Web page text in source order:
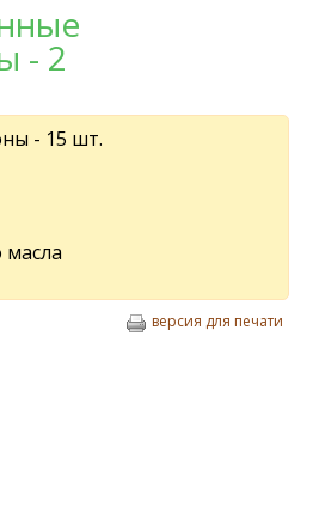
- 2
- 15 шт.
масла
версия для печати